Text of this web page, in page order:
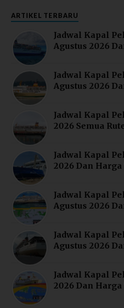
ARTIKEL TERBARU
Jadwal Kapal
Agustus 2026
Jadwal Kapal
Agustus 2026
Jadwal Kapal
2026 Semua
Jadwal Kapal
2026 Dan
Jadwal Kapal
Agustus 2026
Jadwal Kapal
Agustus 2026
Jadwal Kapal
2026 Dan